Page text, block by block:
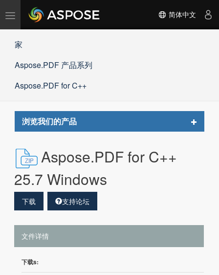
切
航
简体中文
家
Aspose.PDF 产品系列
Aspose.PDF for C++
浏览我们的产品
Toggle
Aspose.PDF for C++
25.7 Windows
下载 支持论坛
文件详情
下载s: